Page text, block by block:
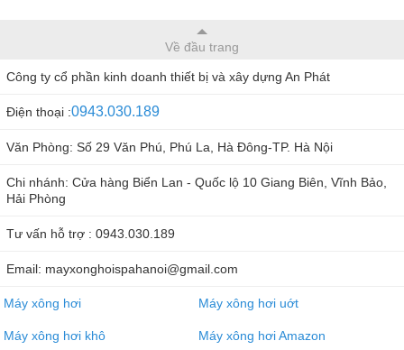
Về đầu trang
Công ty cổ phần kinh doanh thiết bị và xây dựng An Phát
Điện thoại :0943.030.189
Văn Phòng: Số 29 Văn Phú, Phú La, Hà Đông-TP. Hà Nội
Chi nhánh: Cửa hàng Biển Lan - Quốc lộ 10 Giang Biên, Vĩnh Bảo,
Hải Phòng
Tư vấn hỗ trợ : 0943.030.189
Email: mayxonghoispahanoi@gmail.com
Máy xông hơi Máy xông hơi uớt
Máy xông hơi khô Máy xông hơi Amazon